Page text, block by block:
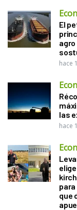
El
hace
las
hace
que